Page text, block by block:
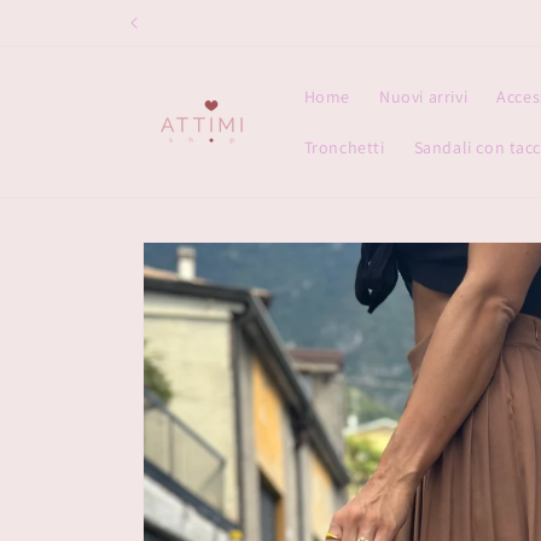
Home Nuovi arrivi
Tronchetti Sandali con
Passa alle
informazioni
sul prodotto